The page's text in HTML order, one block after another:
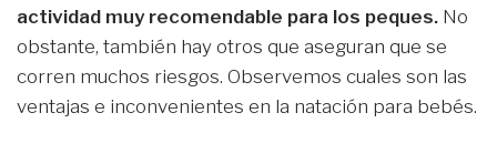
actividad muy recomendable para los peques. No
obstante, también hay otros que aseguran que se
corren muchos riesgos. Observemos cuales son las
ventajas e inconvenientes en la natación para bebés.